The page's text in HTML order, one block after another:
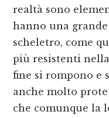
realtà sono
hanno una
scheletro, come
più resistenti
fine si rompono e
anche molto
che comunque la